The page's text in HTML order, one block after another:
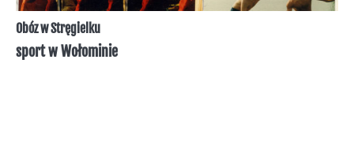
Obóz w Stręgielku
sport w Wołominie